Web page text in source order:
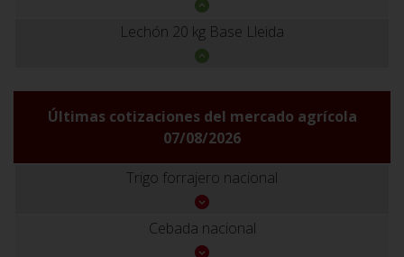
Lechón 20 kg Base Lleida
Últimas cotizaciones del mercado agrícola
07/08/2026
Trigo forrajero nacional
Cebada nacional